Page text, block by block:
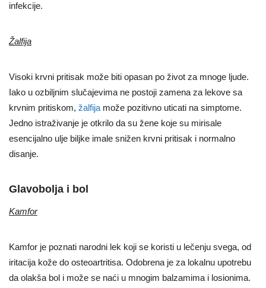
infekcije.
Žalfija
Visoki krvni pritisak može biti opasan po život za mnoge ljude.
Iako u ozbiljnim slučajevima ne postoji zamena za lekove sa
krvnim pritiskom, žalfijamože pozitivno uticati na simptome.
Jedno istraživanje je otkrilo da su žene koje su mirisale
esencijalno ulje biljke imale snižen krvni pritisak i normalno
disanje.
Glavobolja i bol
Kamfor
Kamfor je poznati narodni lek koji se koristi u lečenju svega, od
iritacija kože do osteoartritisa. Odobrena je za lokalnu upotrebu
da olakša bol i može se naći u mnogim balzamima i losionima.